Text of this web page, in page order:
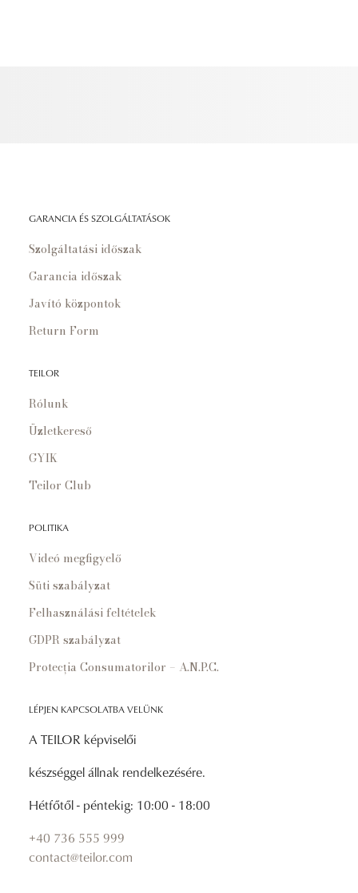
GARANCIA ÉS SZOLGÁLTATÁSOK
Szolgáltatási időszak
Garancia időszak
Javító központok
Return Form
TEILOR
Rólunk
Üzletkereső
GYIK
Teilor Club
POLITIKA
Videó megfigyelő
Süti szabályzat
Felhasználási feltételek
GDPR szabályzat
Protecția Consumatorilor – A.N.P.C.
LÉPJEN KAPCSOLATBA VELÜNK
A TEILOR képviselői
készséggel állnak rendelkezésére.
Hétfőtől - péntekig: 10:00 - 18:00
+40 736 555 999
contact@teilor.com